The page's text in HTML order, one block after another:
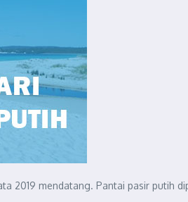
2019 mendatang. Pantai pasir putih